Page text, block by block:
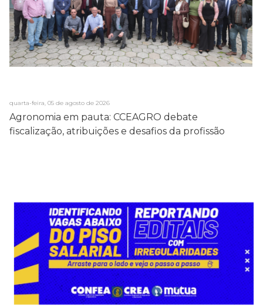
quarta-feira, 05 de agosto de 2026
Agronomia em pauta: CCEAGRO debate
fiscalização, atribuições e desafios da profissão